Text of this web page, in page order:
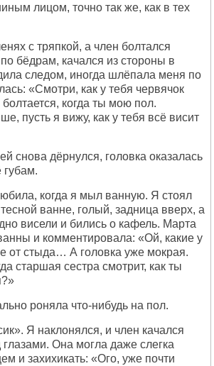
лицом, точно так же, как в тех
с тряпкой, а член болтался
бёдрам, качался из стороны в
следом, иногда шлёпала меня по
«Смотри, как у тебя червячок
когда ты мою пол.
пусть я вижу, как у тебя всё висит
снова дёрнулся, головка оказалась
губам.
когда я мыл ванную. Я стоял
ванне, голый, задница вверх, а
висели и бились о кафель. Марта
и комментировала: «Ой, какие у
от стыда… А головка уже мокрая.
старшая сестра смотрит, как ты
роняла что-нибудь на пол.
Я наклонялся, и член качался
Она могла даже слегка
и захихикать: «Ого, уже почти